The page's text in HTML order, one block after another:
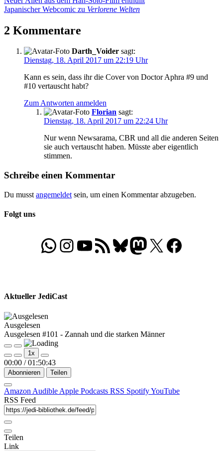
Beitrag:
Nächster
Japanischer Webcomic zu Verlorene Welten
2 Kommentare
Darth_Voider sagt:
Dienstag, 18. April 2017 um 22:19 Uhr
Kann es sein, dass ihr die Cover von Doctor Aphra #9 und
#10 vertauscht habt?
Zum Antworten anmelden
Florian sagt:
Dienstag, 18. April 2017 um 22:24 Uhr
Nur wenn Newsarama, CBR und all die anderen Seiten
sie auch vertauscht haben. Müsste aber eigentlich
stimmen.
Schreibe einen Kommentar
Du musst angemeldet sein, um einen Kommentar abzugeben.
Folgt uns
WhatsApp
Folgt uns auf Instagram
Besucht unseren YouTube-Kanal
RSS-FeedBluesky
Folgt uns auf Mastodon
X Folgt uns auf
Aktueller JediCast
Ausgelesen
Ausgelesen #101 - Zannah und die starken Männer
Play
Episode
Pause
Episode
1x
00:00 / 01:50:43
Abonnieren Teilen
Amazon Audible Apple Podcasts RSS SpotifyYouTube
RSS Feed
Teilen
Link